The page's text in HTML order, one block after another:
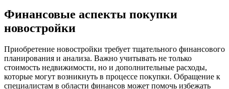
Финансовые аспекты покупки
новостройки
Приобретение новостройки требует тщательного финансового
планирования и анализа. Важно учитывать не только
стоимость недвижимости, но и дополнительные расходы,
которые могут возникнуть в процессе покупки. Обращение к
специалистам в области финансов может помочь избежать